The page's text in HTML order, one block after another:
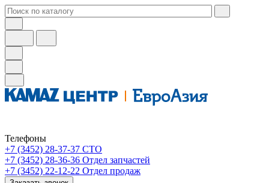
Телефоны
+7 (3452) 28-37-37 СТО
+7 (3452) 28-36-36 Отдел запчастей
+7 (3452) 22-12-22 Отдел продаж